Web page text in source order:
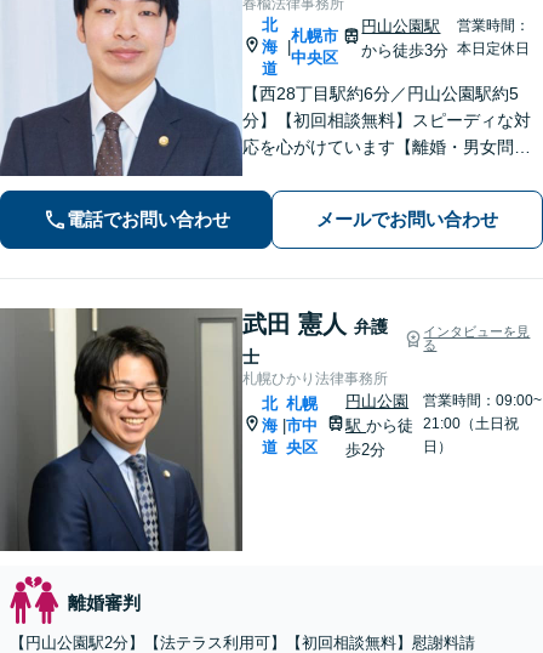
北
海
道
札幌市
中央区
円山公園駅
から徒歩3分
営業時間：
本日定休日
【西28丁目駅約6分／円山公園駅約5
分】【初回相談無料】スピーディな対
応を心がけています【離婚・男女問
に強い【相続】分割協議や調停の実績
電話でお問い合わせ メールでお問い合わせ
武田 憲人 弁護
士
インタビューを見
る
札幌ひかり法律事務所
北
海
道
札幌
市中
央区
円山公園
駅から徒
歩2分
営業時間：09:00~
21:00（土日祝
日）
離婚審判
【円山公園駅2分】【法テラス利用可】【初回相談無料】慰謝料請